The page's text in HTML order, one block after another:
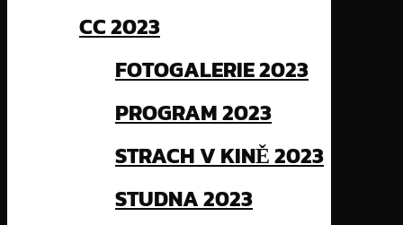
CC 2023
FOTOGALERIE 2023
PROGRAM 2023
STRACH V KINĚ 2023
STUDNA 2023